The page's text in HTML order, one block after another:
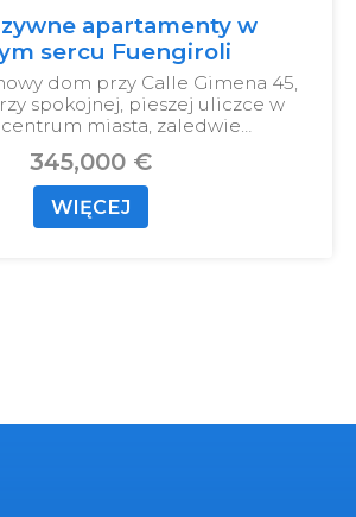
apartamenty w
sercu Fuengiroli
dom przy Calle Gimena 45,
spokojnej, pieszej uliczce w
miasta, zaledwie…
345,000 €
WIĘCEJ